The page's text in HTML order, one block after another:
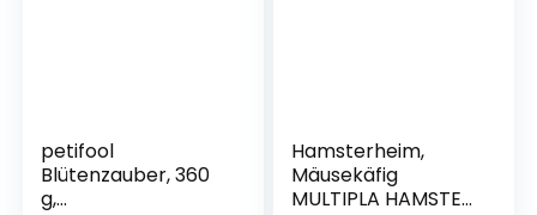
petifool
Blütenzauber, 360
g,
Hamsterheim,
Mäusekäfig
MULTIPLA HAMSTER,